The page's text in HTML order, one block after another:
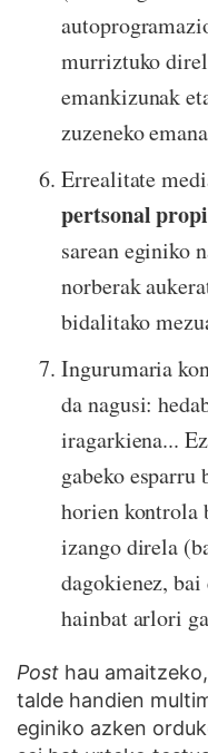
murriztuko
emankizunak
zuzeneko
Errealitate
pertsonal
sarean eginiko
norberak
bidalitako
Ingurumaria
da nagusi:
iragarkiena...
gabeko
horien kontrola
izango direla
dagokienez,
hainbat arlori
Post hau
talde handien
eginiko azken